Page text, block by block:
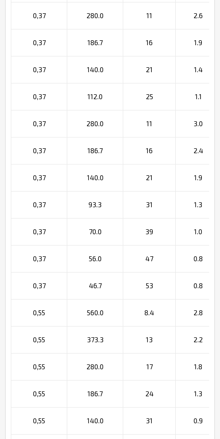
0,37 280.0 11 2.6
0,37 186.7 16 1.9
0,37 140.0 21 1.4
0,37 112.0 25 1.1
0,37 280.0 11 3.0
0,37 186.7 16 2.4
0,37 140.0 21 1.9
0,37 93.3 31 1.3
0,37 70.0 39 1.0
0,37 56.0 47 0.8
0,37 46.7 53 0.8
0,55 560.0 8.4 2.8
0,55 373.3 13 2.2
0,55 280.0 17 1.8
0,55 186.7 24 1.3
0,55 140.0 31 0.9